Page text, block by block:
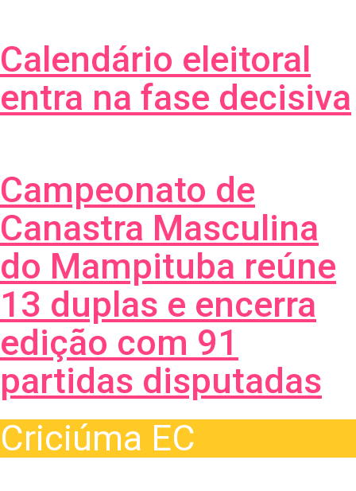
Calendário eleitoral
entra na fase decisiva
Campeonato de
Canastra Masculina
do Mampituba reúne
13 duplas e encerra
edição com 91
partidas disputadas
Criciúma EC